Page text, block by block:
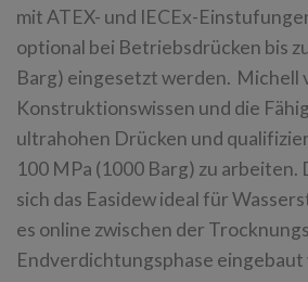
mit ATEX- und IECEx-
optional bei Betriebsdrücken bis
Barg) eingesetzt werden. Michell
Konstruktionswissen und die
ultrahohen Drücken und
100 MPa (1000 Barg) zu
sich das Easidew ideal für
es online zwischen der
Endverdichtungsphase eingebaut